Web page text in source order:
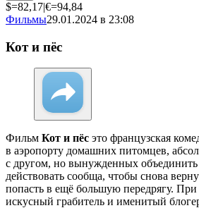
$=82,17|€=94,84
Фильмы29.01.2024 в 23:08
Кот и пёс
Фильм Кот и пёс это французская
в аэропорту домашних питомцев,
с другом, но вынужденных объединить
действовать сообща, чтобы снова
попасть в ещё большую передрягу. При
искусный грабитель и именитый